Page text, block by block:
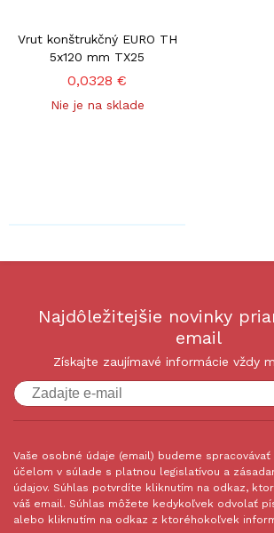
Vrut konštrukčný EURO TH
5x120 mm TX25
0,0328 €
Nie je na sklade
Najdôležitejšie novinky
email
Získajte zaujímavé informácie vždy
Vaše osobné údaje (email) budeme
účelom v súlade s platnou legislatívou a
údajov. Súhlas potvrdíte kliknutím na odkaz,
váš email. Súhlas môžete kedykoľvek odvolať
alebo kliknutím na odkaz z ktoréhokoľvek